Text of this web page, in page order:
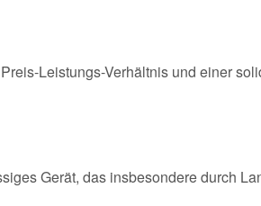
Leistungs-Verhältnis und einer
Gerät, das insbesondere durch